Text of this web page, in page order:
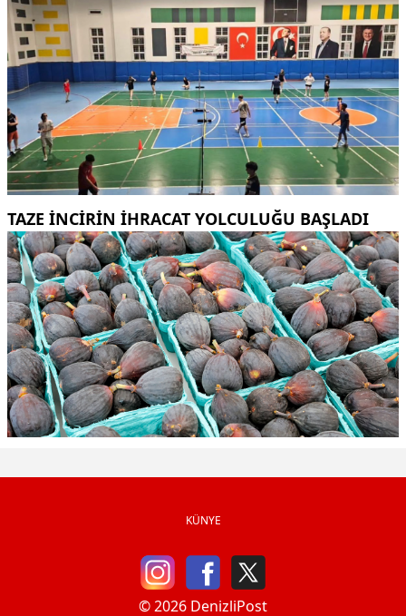
TAZE INCIRIN IHRACAT YOLCULUĞU BAŞLADI
KÜNYE
© 2026 DenizliPost